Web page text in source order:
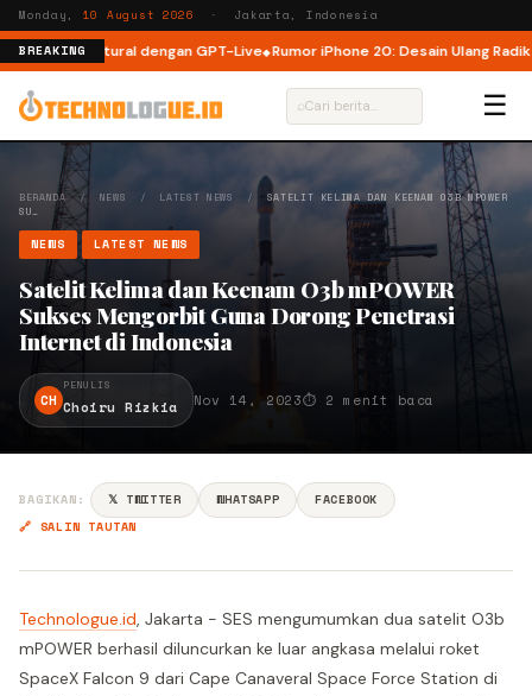
Monday, 10 August 2026 · Jakarta, Indonesia
BREAKING
Lebih Natural dengan GPT-Live Rumor iPhone 20: Desain Ulang
⌕ ☰
BERANDA / NEWS / LATEST NEWS / SATELIT KELIMA DAN KEENAM O3B MPOWER
SU…
NEWS LATEST NEWS
Satelit Kelima dan Keenam O3b mPOWER
Sukses Mengorbit Guna Dorong Penetrasi
Internet di Indonesia
CH
PENULIS
Choiru Rizkia Nov 14, 2023⏱ 2 menit baca
BAGIKAN: 𝕏 TWITTER WHATSAPP
FACEBOOK
🔗 SALIN TAUTAN
Technologue.id, Jakarta - SES mengumumkan dua satelit O3b
mPOWER berhasil diluncurkan ke luar angkasa melalui roket
SpaceX Falcon 9 dari Cape Canaveral Space Force Station di